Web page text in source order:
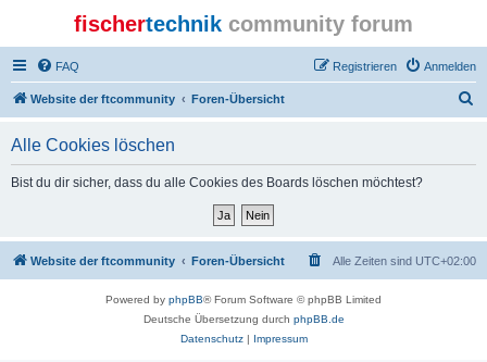
fischertechnik community forum
FAQ Anmelden
Registrieren
Website der ftcommunity Foren-Übersicht
Alle Cookies löschen
Bist du dir sicher, dass du alle Cookies des Boards löschen möchtest?
Website der ftcommunity Foren-Übersicht Alle Zeiten sind UTC+02:00
Powered by phpBB® Forum Software © phpBB Limited
Deutsche Übersetzung durch phpBB.de
Datenschutz| Impressum